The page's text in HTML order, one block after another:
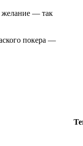
желание — так
покера —